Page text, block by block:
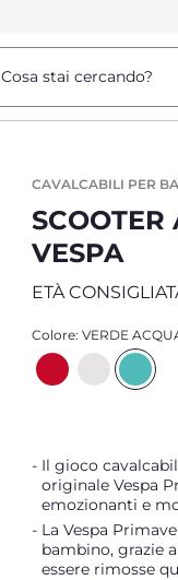
Cosa stai cercando?
CAVALCABILI PER
SCOOTER
VESPA
ETÀ
Colore: VERDE
Il gioco
originale Vespa
emozionanti e
La Vespa
bambino, grazie
essere rimosse